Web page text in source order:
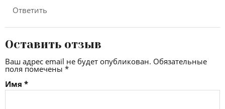
Ответить
Оставить отзыв
Ваш адрес email не будет опубликован. Обязательные
поля помечены *
Имя *